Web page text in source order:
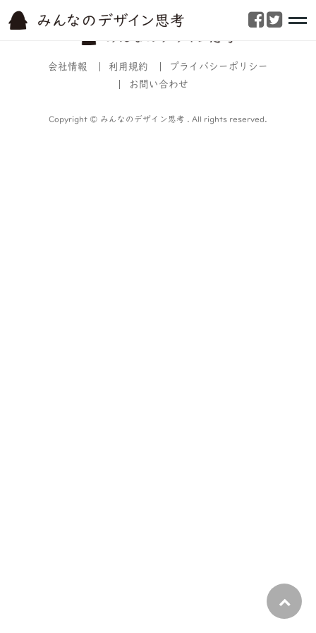
test
会社情報 利用規約
プライバシーポリシー
お問い合わせ
Copyright © みんなのデザイン思考 . All rights reserved.